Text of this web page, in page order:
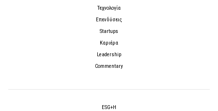
Τεχνολογία
Επενδύσεις
Startups
Καριέρα
Leadership
Commentary
ESG+H